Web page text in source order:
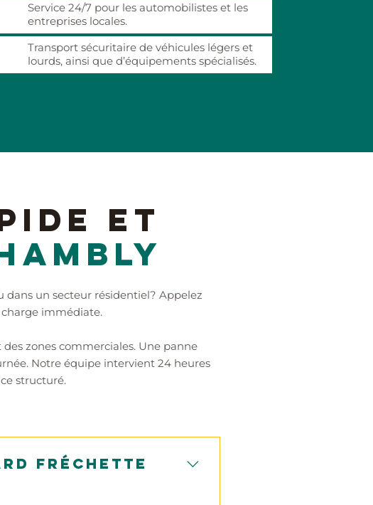
Service 24/7 pour les automobilistes et les
entreprises locales.
Transport sécuritaire de véhicules légers et
lourds, ainsi que d’équipements spécialisés.
et
un secteur résidentiel? Appelez
immédiate.
zones commerciales. Une panne
Notre équipe intervient 24 heures
structuré.
Fréchette